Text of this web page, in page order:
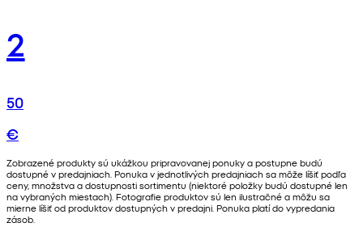
2
50
€
Zobrazené produkty sú ukážkou pripravovanej ponuky a postupne budú
dostupné v predajniach. Ponuka v jednotlivých predajniach sa môže líšiť podľa
ceny, množstva a dostupnosti sortimentu (niektoré položky budú dostupné len
na vybraných miestach). Fotografie produktov sú len ilustračné a môžu sa
mierne líšiť od produktov dostupných v predajni. Ponuka platí do vypredania
zásob.